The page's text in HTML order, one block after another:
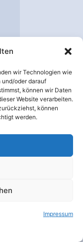
wir Technologien wie
und/oder darauf
können wir Daten
Website verarbeiten.
können
werden.
Impressum